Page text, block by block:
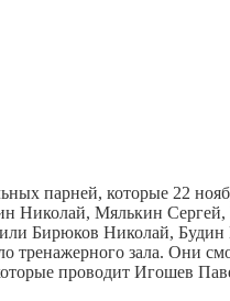
парней, которые 22
Николай, Мялькин
Бирюков Николай,
тренажерного зала. Они
проводит Игошев